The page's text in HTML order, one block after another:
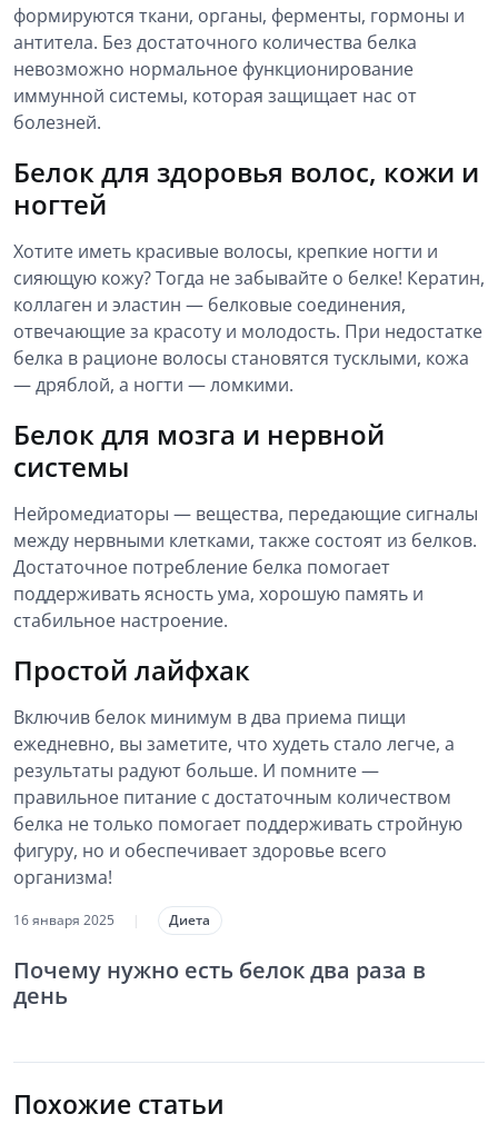
формируются ткани, органы, ферменты, гормоны и
антитела. Без достаточного количества белка
невозможно нормальное функционирование
иммунной системы, которая защищает нас от
болезней.
Белок для здоровья волос, кожи и
ногтей
Хотите иметь красивые волосы, крепкие ногти и
сияющую кожу? Тогда не забывайте о белке! Кератин,
коллаген и эластин — белковые соединения,
отвечающие за красоту и молодость. При недостатке
белка в рационе волосы становятся тусклыми, кожа
— дряблой, а ногти — ломкими.
Белок для мозга и нервной
системы
Нейромедиаторы — вещества, передающие сигналы
между нервными клетками, также состоят из белков.
Достаточное потребление белка помогает
поддерживать ясность ума, хорошую память и
стабильное настроение.
Простой лайфхак
Включив белок минимум в два приема пищи
ежедневно, вы заметите, что худеть стало легче, а
результаты радуют больше. И помните —
правильное питание с достаточным количеством
белка не только помогает поддерживать стройную
фигуру, но и обеспечивает здоровье всего
организма!
16 января 2025 | Диета
Почему нужно есть белок два раза в
день
Похожие статьи